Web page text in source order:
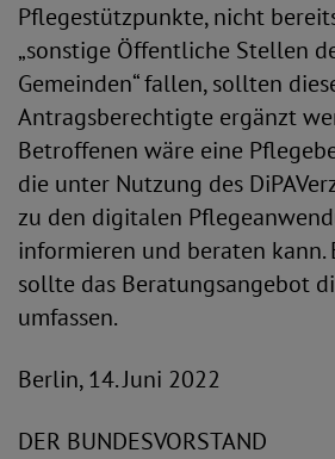
Pflegestützpunkte, nicht
„sonstige Öffentliche Stellen
Gemeinden“ fallen, sollten
Antragsberechtigte ergänzt
Betroffenen wäre eine
die unter Nutzung des
zu den digitalen
informieren und beraten kann.
sollte das Beratungsangebot
umfassen.
Berlin, 14. Juni 2022
DER BUNDESVORSTAND